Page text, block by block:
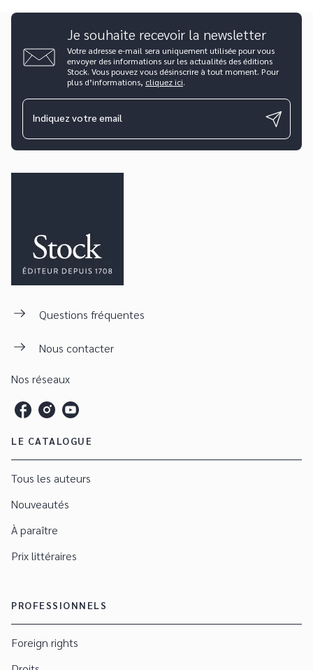
Je souhaite recevoir la newsletter
Votre adresse e-mail sera uniquement utilisée pour vous
envoyer des informations sur les actualités des éditions
Stock. Vous pouvez vous désinscrire à tout moment. Pour
plus d’informations, cliquez ici.
Indiquez votre email
Questions fréquentes
Nous contacter
Nos réseaux
LE CATALOGUE
Tous les auteurs
Nouveautés
À paraître
Prix littéraires
PROFESSIONNELS
Foreign rights